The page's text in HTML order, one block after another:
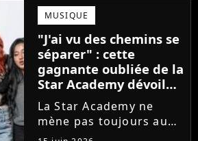
est aujourd'hui plus
écoutée en streaming
que Jenifer et Nolwenn
Leroy !
MUSIQUE
"J'ai vu des chemins se
séparer" : cette
gagnante oubliée de la
Star Academy dévoile
l'envers du décor du
métier
La Star Academy ne
mène pas toujours au
succès. Après l'échec de